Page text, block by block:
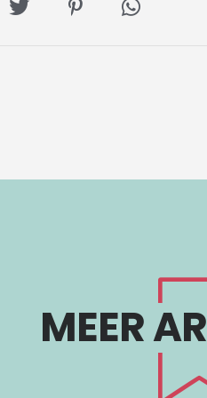
MEER